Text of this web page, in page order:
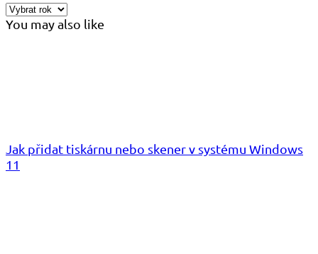
You may also like
Jak přidat tiskárnu nebo skener v systému Windows
11